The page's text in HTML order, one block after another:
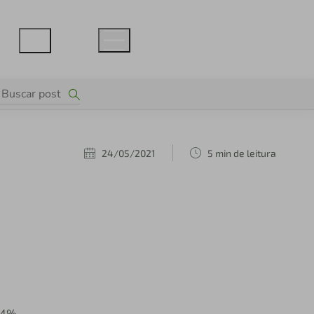
24/05/2021 5 min de leitura